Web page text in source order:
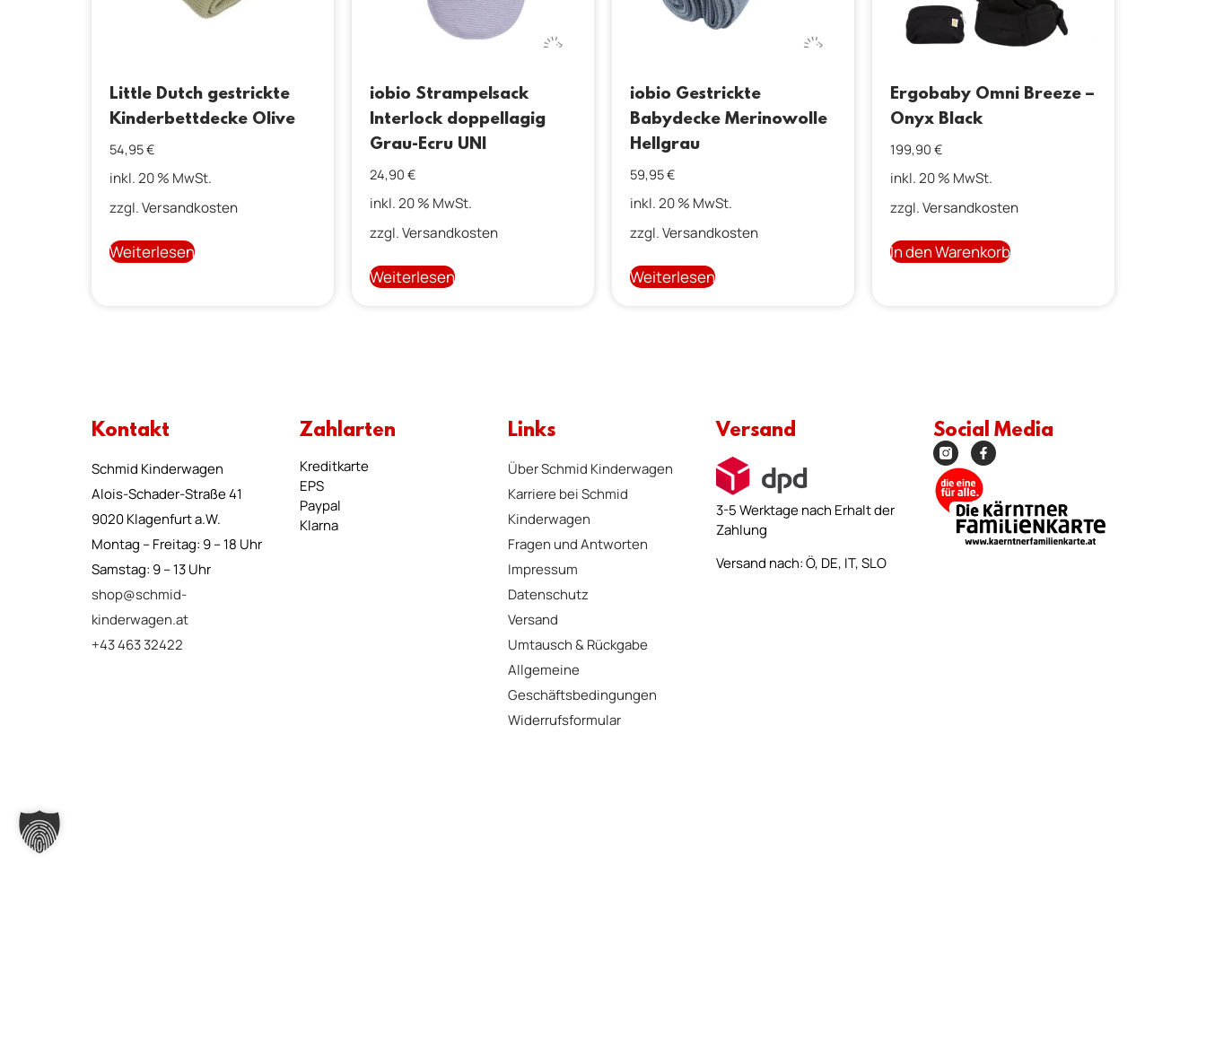
Little Dutch gestrickte
Kinderbettdecke Olive
54,95€
inkl. 20 % MwSt.
zzgl.Versandkosten
Weiterlesen
iobio Strampelsack
Interlock doppellagig
Grau-Ecru UNI
24,90 €
inkl. 20 % MwSt.
zzgl.Versandkosten
Weiterlesen
iobio Gestrickte
Babydecke Merinowolle
Hellgrau
59,95€
inkl. 20 % MwSt.
zzgl.Versandkosten
Weiterlesen
Ergobaby Omni Breeze –
Onyx Black
199,90 €
inkl. 20 % MwSt.
zzgl.Versandkosten
In den Warenkorb
Kontakt
Schmid Kinderwagen
Alois-Schader-Straße 41
9020 Klagenfurt a.W.
Montag – Freitag: 9 – 18 Uhr
Samstag: 9 – 13 Uhr
shop@schmid-
kinderwagen.at
+43 463 32422
Zahlarten
Kreditkarte
EPS
Paypal
Klarna
Links
Über Schmid Kinderwagen
Karriere bei Schmid
Kinderwagen
Fragen und Antworten
Impressum
Datenschutz
Versand
Umtausch & Rückgabe
Allgemeine
Geschäftsbedingungen
Widerrufsformular
Versand
3-5 Werktage nach Erhalt der
Zahlung
Versand nach: Ö, DE, IT, SLO
Social Media